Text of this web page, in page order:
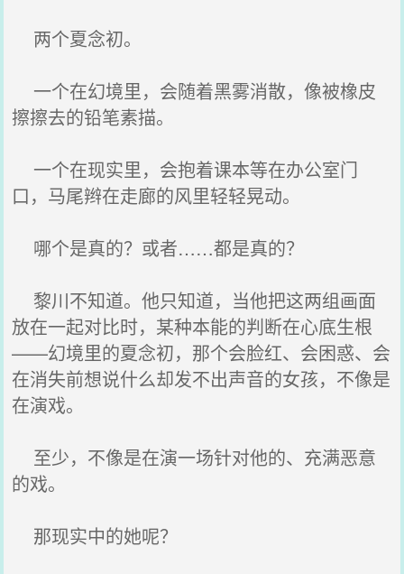
两个夏念初。
一个在幻境里，会随着黑雾消散，像被橡皮
擦擦去的铅笔素描。
一个在现实里，会抱着课本等在办公室门
口，马尾辫在走廊的风里轻轻晃动。
哪个是真的？或者……都是真的？
黎川不知道。他只知道，当他把这两组画面
放在一起对比时，某种本能的判断在心底生根
——幻境里的夏念初，那个会脸红、会困惑、会
在消失前想说什么却发不出声音的女孩，不像是
在演戏。
至少，不像是在演一场针对他的、充满恶意
的戏。
那现实中的她呢？